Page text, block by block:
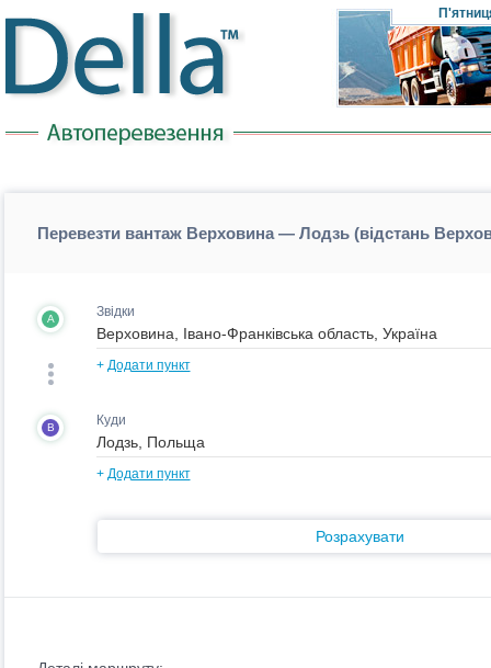
Перевезти вантаж Верховина — Лодзь (відстань
A Звідки
+ Додати пункт
B Куди
+ Додати пункт
Розрахувати